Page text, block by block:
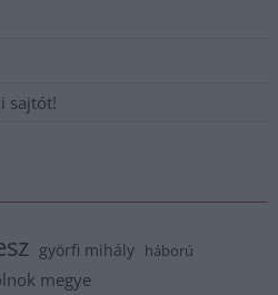
sajtót!
györfi mihály háború
megye